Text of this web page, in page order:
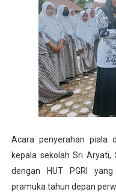
Acara penyerahan piala
kepala sekolah Sri Aryati,
dengan HUT PGRI
pramuka tahun depan